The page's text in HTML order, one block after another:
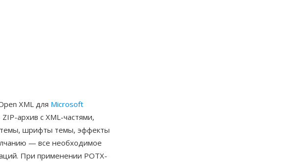
XML для Microsoft
архив с XML-частями,
шрифты темы, эффекты
— все необходимое
При применении POTX-